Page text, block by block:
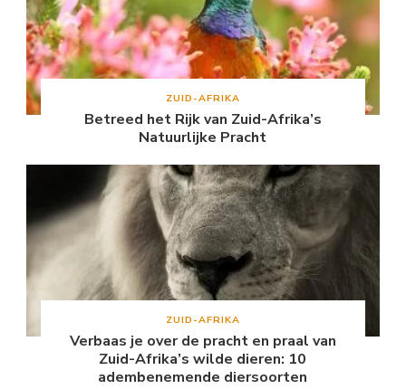
ZUID-AFRIKA
Betreed het Rijk van Zuid-Afrika’s
Natuurlijke Pracht
ZUID-AFRIKA
Verbaas je over de pracht en praal van
Zuid-Afrika’s wilde dieren: 10
adembenemende diersoorten